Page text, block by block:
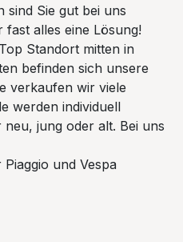
sind Sie gut bei uns
alles eine Lösung!
Standort mitten in
befinden sich unsere
verkaufen wir viele
werden individuell
jung oder alt. Bei uns
und Vespa